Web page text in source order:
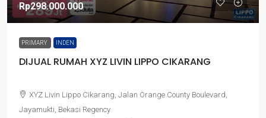
Rp298.000.000
PRIMARY INDEN
DIJUAL RUMAH XYZ LIVIN LIPPO CIKARANG
XYZ Livin Lippo Cikarang, Jalan Orange County Boulevard,
Jayamukti, Bekasi Regency